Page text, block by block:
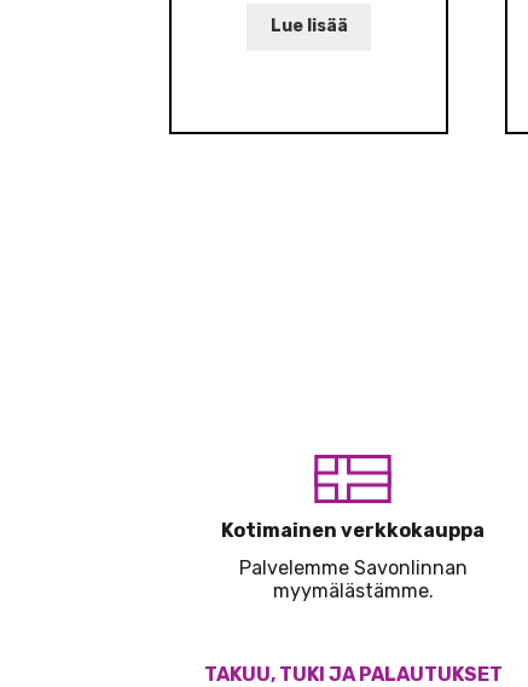
Lue lisää
Kotimainen verkkokauppa
Palvelemme Savonlinnan
myymälästämme.
TAKUU, TUKI JA PALAUTUKSET